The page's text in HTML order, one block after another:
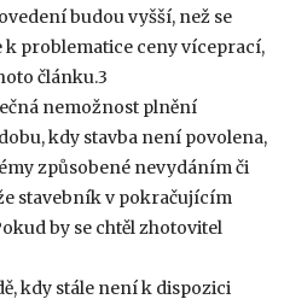
budou vyšší, než se
k problematice ceny víceprací,
článku.3
nemožnost plnění
kdy stavba není povolena,
způsobené nevydáním či
stavebník v pokračujícím
by se chtěl zhotovitel
kdy stále není k dispozici